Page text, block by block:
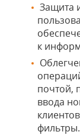
Защита
к
почтой,
ввода
фильтры.